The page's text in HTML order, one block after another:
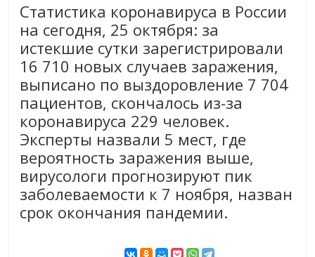
Статистика коронавируса в России
на сегодня, 25 октября: за
истекшие сутки зарегистрировали
16 710 новых случаев заражения,
выписано по выздоровление 7 704
пациентов, скончалось из-за
коронавируса 229 человек.
Эксперты назвали 5 мест, где
вероятность заражения выше,
вирусологи прогнозируют пик
заболеваемости к 7 ноября, назван
срок окончания пандемии.